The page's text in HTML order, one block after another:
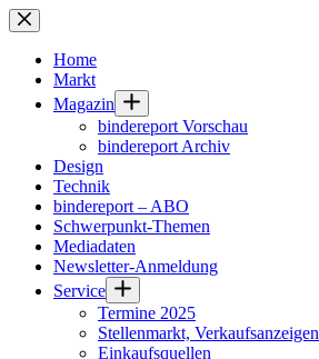
Zum
Inhalt
springenHome
Markt
Magazin
bindereport Vorschau
bindereport Archiv
Design
Technik
bindereport – ABO
Schwerpunkt-Themen
Mediadaten
Newsletter-Anmeldung
Service
Termine 2025
Stellenmarkt, Verkaufsanzeigen
Einkaufsquellen